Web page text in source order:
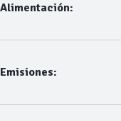
Alimentación:
Emisiones: